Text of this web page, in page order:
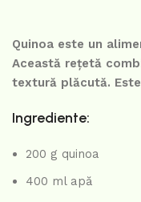
Quinoa este un
Această rețetă
textură plăcută.
Ingrediente:
200 g quinoa
400 ml apă